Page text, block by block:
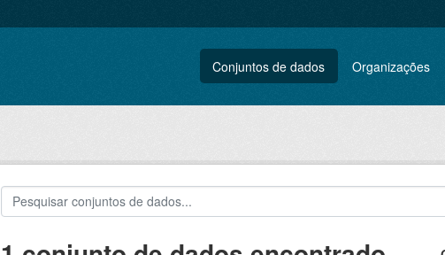
Conjuntos de dados Organizações